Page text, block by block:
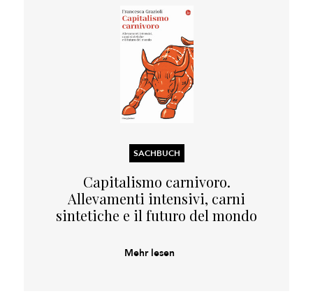
SACHBUCH
Capitalismo carnivoro.
Allevamenti intensivi, carni
sintetiche e il futuro del mondo
Mehr lesen